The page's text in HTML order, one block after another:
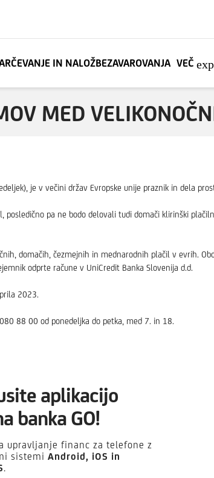
IN NALOŽBEZAVAROVANJA VEČ
MED
je v večini držav Evropske unije praznik in dela
posledično pa ne bodo delovali tudi domači klirinški
domačih, čezmejnih in mednarodnih plačil v evrih.
odprte račune v UniCredit Banka Slovenija d.d.
2023.
88 00 od ponedeljka do petka, med 7. in 18.
aplikacijo
banka GO!
upravljanje financ za telefone z
sistemi Android, iOS in
.